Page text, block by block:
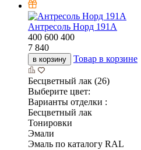
Антресоль Норд 191А
400 600 400
7 840
в корзину Товар в корзине
Бесцветный лак (26)
Выберите цвет:
Варианты отделки :
Бесцветный лак
Тонировки
Эмали
Эмаль по каталогу RAL